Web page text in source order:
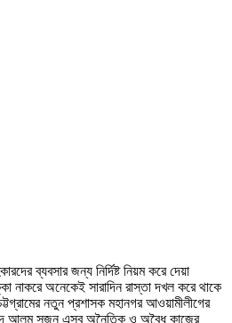
ব্যবসার জন্য নির্দিষ্ট নিয়ম করে দেয়া
নাকরে অনেকেই সারাদিন রাস্তা দখল করে থাকে
নতুন প্রশাসক মহানগর আওয়ামীলীগের
আলম সুজন এসব অনৈতিক ও অবৈধ কাজের